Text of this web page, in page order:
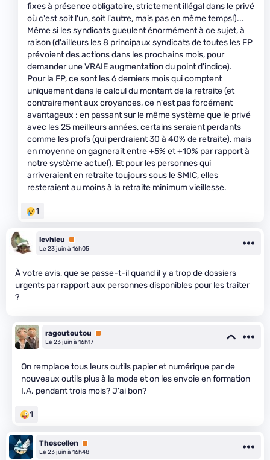
fixes à présence obligatoire, strictement illégal dans le privé
où c'est soit l'un, soit l'autre, mais pas en même temps!)...
Même si les syndicats gueulent énormément à ce sujet, à
raison (d'ailleurs les 8 principaux syndicats de toutes les FP
prévoient des actions dans les prochains mois, pour
demander une VRAIE augmentation du point d'indice).
Pour la FP, ce sont les 6 derniers mois qui comptent
uniquement dans le calcul du montant de la retraite (et
contrairement aux croyances, ce n'est pas forcément
avantageux : en passant sur le même système que le privé
avec les 25 meilleurs années, certains seraient perdants
comme les profs (qui perdraient 30 à 40% de retraite), mais
en moyenne on gagnerait entre +5% et +10% par rapport à
notre système actuel). Et pour les personnes qui
arriveraient en retraite toujours sous le SMIC, elles
resteraient au moins à la retraite minimum vieillesse.
1
levhieu
Premium
Le 23 juin à 16h05
À votre avis, que se passe-t-il quand il y a trop de dossiers
urgents par rapport aux personnes disponibles pour les traiter
?
ragoutoutou
Premium
Le 23 juin à 16h17
On remplace tous leurs outils papier et numérique par de
nouveaux outils plus à la mode et on les envoie en formation
I.A. pendant trois mois? J'ai bon?
1
Thoscellen
Premium
Le 23 juin à 16h48